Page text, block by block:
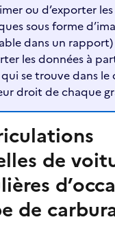
ou d’exporter les
sous forme
dans un
les données à
qui se trouve dans le
droit de chaque
de
de